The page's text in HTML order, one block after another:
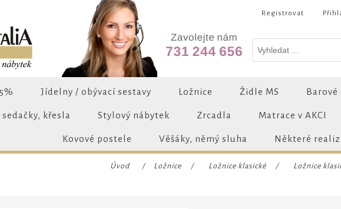
Registrovat
Jídelny / obývací sestavy Ložnice Židle MS Barové
křesla Stylový nábytek Zrcadla Matrace v AKCI
Kovové postele Věšáky, němý sluha Některé
Úvod / Ložnice / Ložnice klasické / Ložnice